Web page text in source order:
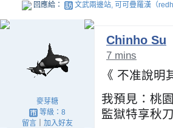
回應給： 文武兩邊站, 可可疊羅漢（
麥芽糖
等級：8
留言｜ 加入好友
Chinho Su
7 mins
《 不准說
我預見：桃
監獄特享秋